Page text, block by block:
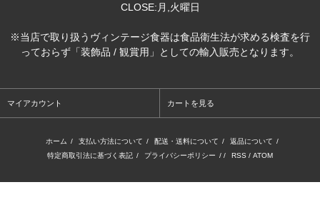
CLOSE:月,火曜日
※当店で取り扱うヴィンテージ食器は食品衛生法が求める検査を行
っておらず「装飾品 / 観賞用」としての輸入販売となります。
マイアカウント カートを見る
ホーム / 支払い方法について / 配送・送料について / 返品について /
特定商取引法に基づく表記 / プライバシーポリシー / / RSS / ATOM